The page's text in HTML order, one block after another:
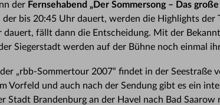
der Fernsehabend „Der Sommersong – Das
der bis 20:45 Uhr dauert, werden die Highlights
fällt dann die Entscheidung. Mit der
Siegerstadt werden auf der Bühne noch einmal
„rbb-Sommertour 2007“ findet in der Seestraße
Vorfeld und auch nach der Sendung gibt es ein
Stadt Brandenburg an der Havel nach Bad